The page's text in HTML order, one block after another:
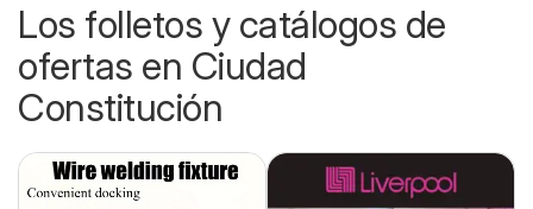
Los folletos y catálogos de
ofertas en Ciudad
Constitución